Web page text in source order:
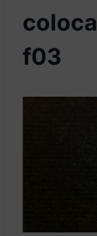
f03